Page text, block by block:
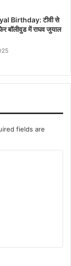
Birthday: टीवी से
बॉलीवुड में राघव जुयाल
fields are